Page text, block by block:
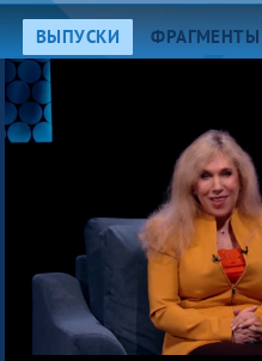
ВЫПУСКИ ФРАГМЕНТЫ